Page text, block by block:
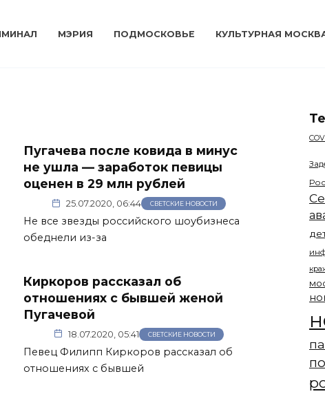
МЭРИЯ ПОДМОСКОВЬЕ КУЛЬТУРНАЯ
Пугачева после ковида в минус
не ушла — заработок певицы
оценен в 29 млн рублей
25.07.2020, 06:44 СВЕТСКИЕ НОВОСТИ
Не все звезды российского шоубизнеса
обеднели из-за
Киркоров рассказал об
отношениях с бывшей женой
Пугачевой
18.07.2020, 05:41 СВЕТСКИЕ НОВОСТИ
Певец Филипп Киркоров рассказал об
отношениях с бывшей